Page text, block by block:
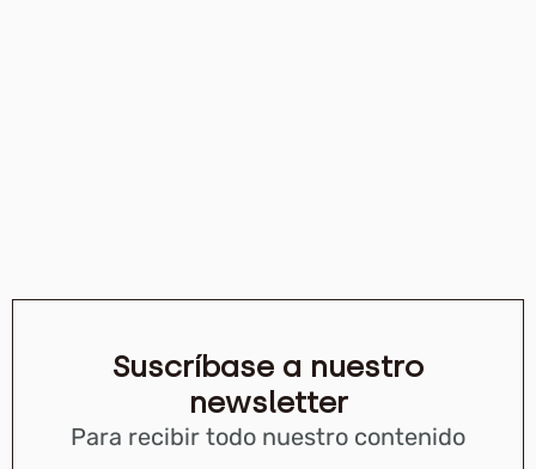
Suscríbase a nuestro
newsletter
Para recibir todo nuestro contenido